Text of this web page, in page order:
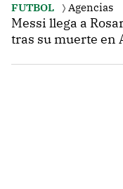
FUTBOL Agencias
Messi llega a
tras su muerte en